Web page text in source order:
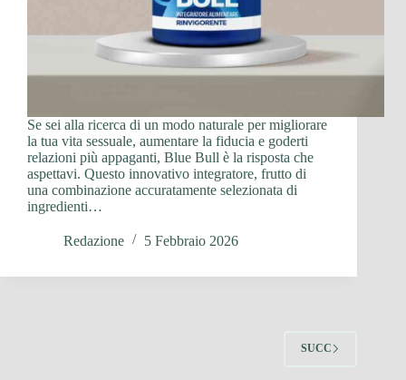
Se sei alla ricerca di un modo naturale per migliorare
la tua vita sessuale, aumentare la fiducia e goderti
relazioni più appaganti, Blue Bull è la risposta che
aspettavi. Questo innovativo integratore, frutto di
una combinazione accuratamente selezionata di
ingredienti…
Redazione 5 Febbraio 2026
SUCC